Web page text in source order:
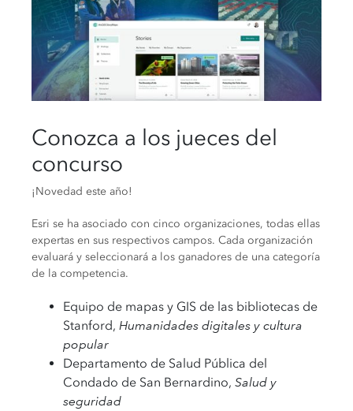
Conozca a los jueces del
concurso
¡Novedad este año!
Esri se ha asociado con cinco organizaciones, todas ellas
expertas en sus respectivos campos. Cada organización
evaluará y seleccionará a los ganadores de una categoría
de la competencia.
Equipo de mapas y GIS de las bibliotecas de
Stanford, Humanidades digitales y cultura
popular
Departamento de Salud Pública del
Condado de San Bernardino, Salud y
seguridad